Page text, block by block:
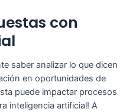
con
saber analizar lo que dicen
en oportunidades de
puede impactar procesos
inteligencia artificial! A